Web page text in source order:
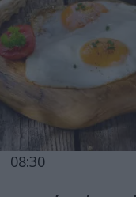
08:30